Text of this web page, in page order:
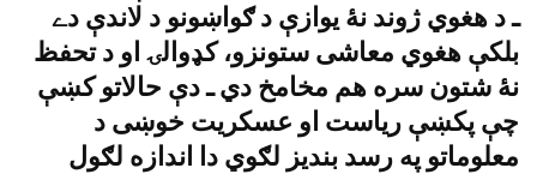
ـ د هغوي ژوند نۀ يوازې د ګواښونو د لاندې دے
بلکې هغوي معاشى ستونزو، کډوالۍ او د تحفظ
نۀ شتون سره هم مخامخ دي ـ دې حالاتو کښې
چې پکښې رياست او عسکريت خوښى د
معلوماتو په رسد بنديز لګوي دا اندازه لګول